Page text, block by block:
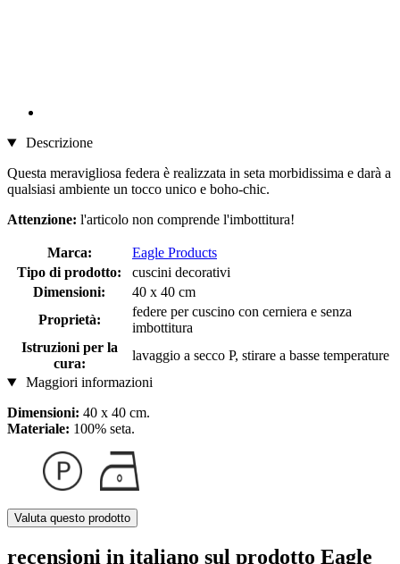
Descrizione
Questa meravigliosa federa è realizzata in seta morbidissima e darà a
qualsiasi ambiente un tocco unico e boho-chic.
Attenzione: l'articolo non comprende l'imbottitura!
Marca:
Eagle Products
Tipo di prodotto:
cuscini decorativi
Dimensioni:
40 x 40 cm
Proprietà:
federe per cuscino con cerniera e senza
imbottitura
Istruzioni per la
cura:
lavaggio a secco P, stirare a basse temperature
Maggiori informazioni
Dimensioni: 40 x 40 cm.
Materiale: 100% seta.
Valuta questo prodotto
recensioni in italiano sul prodotto Eagle